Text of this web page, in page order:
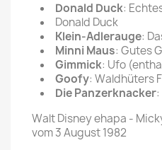
Donald Duck:
Donald Duck
Klein-Adlerauge:
Minni Maus: Gutes
Gimmick: Ufo
Goofy: Waldhüters
Die Panzerknacker
Walt Disney ehapa -
vom 3 August 1982